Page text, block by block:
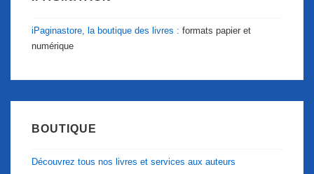
iPaginastore, la boutique des livres : formats papier et
numérique
BOUTIQUE
Découvrez tous nos livres et services aux auteurs